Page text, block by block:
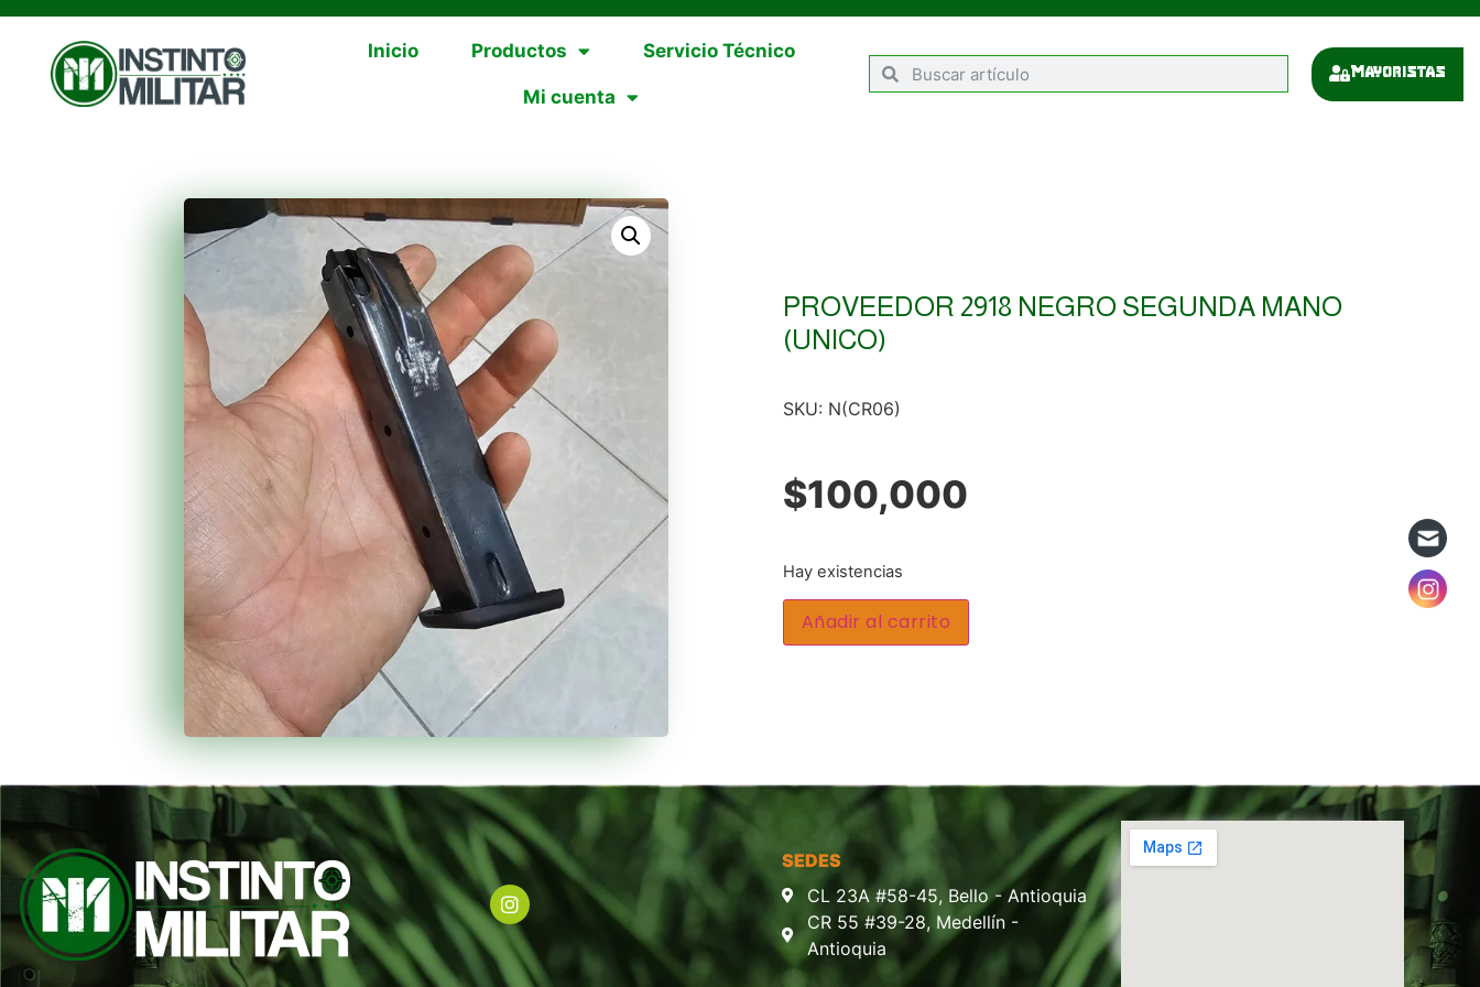
Inicio Productos Servicio Técnico
Mi cuenta
Mayoristas
PROVEEDOR 2918 NEGRO SEGUNDA MANO
(UNICO)
SKU: N(CR06)
$100,000
Hay existencias
Añadir al carrito
SEDES
CL 23A #58-45, Bello - Antioquia
CR 55 #39-28, Medellín -
Antioquia